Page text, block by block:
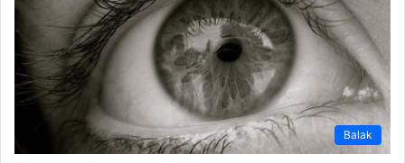
Balak